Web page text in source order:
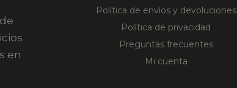
en
Política de envíos y devoluciones
Política de privacidad
Preguntas frecuentes
Mi cuenta